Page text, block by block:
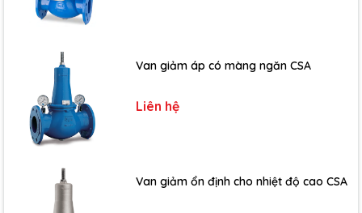
Van giảm áp có màng ngăn CSA
Liên hệ
Van giảm ổn định cho nhiệt độ cao CSA